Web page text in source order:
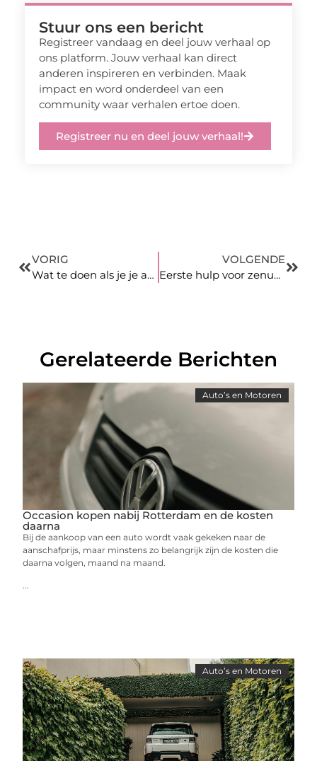
Stuur ons een bericht
Registreer vandaag en deel jouw verhaal op
ons platform. Jouw verhaal kan direct
anderen inspireren en verbinden. Maak
impact en word onderdeel van een
community waar verhalen ertoe doen.
Registreer nu en deel jouw verhaal!
VORIG
Wat te doen als je je auto wilt verkopen
VOLGENDE
Eerste hulp voor zenuwpezen tijdens rijexamens
Gerelateerde Berichten
Auto’s en Motoren
Occasion kopen nabij Rotterdam en de kosten
daarna
Bij de aankoop van een auto wordt vaak gekeken naar de
aanschafprijs, maar minstens zo belangrijk zijn de kosten die
daarna volgen, maand na maand.
Auto’s en Motoren